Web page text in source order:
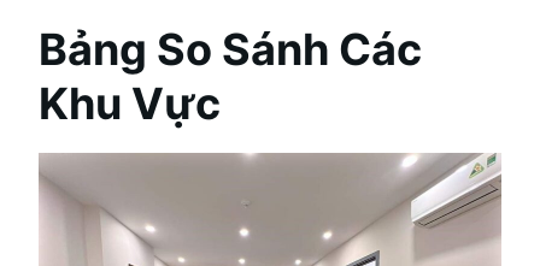
Bảng So Sánh Các
Khu Vực